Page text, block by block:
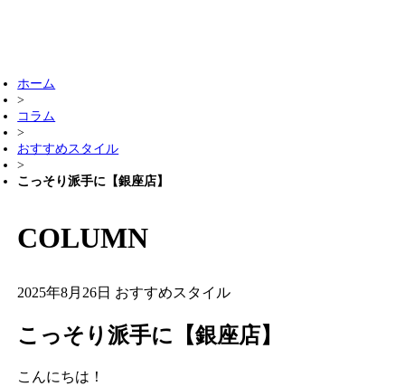
ホーム
>
コラム
>
おすすめスタイル
>
こっそり派手に【銀座店】
COLUMN
2025年8月26日 おすすめスタイル
こっそり派手に【銀座店】
こんにちは！